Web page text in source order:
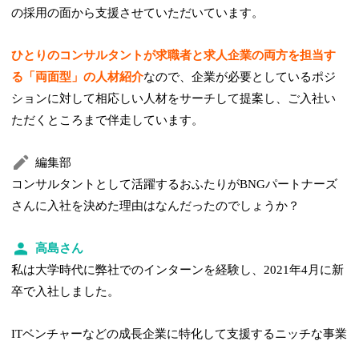
の採用の面から支援させていただいています。
ひとりのコンサルタントが求職者と求人企業の両方を担当す
る「両面型」の人材紹介なので、企業が必要としているポジ
ションに対して相応しい人材をサーチして提案し、ご入社い
ただくところまで伴走しています。
編集部
コンサルタントとして活躍するおふたりがBNGパートナーズ
さんに入社を決めた理由はなんだったのでしょうか？
高島さん
私は大学時代に弊社でのインターンを経験し、2021年4月に新
卒で入社しました。
ITベンチャーなどの成長企業に特化して支援するニッチな事業